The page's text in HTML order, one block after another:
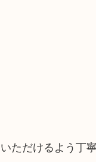
ただけるよう丁